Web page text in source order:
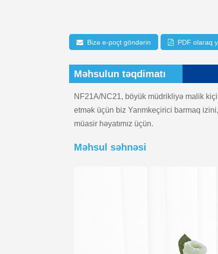
Bizə e-poçt göndərin PDF olaraq
Məhsulun təqdimatı
NF21A/NC21, böyük müdrikliyə malik
etmək üçün biz Yarımkeçirici barmaq
müasir həyatımız üçün.
Məhsul səhnəsi